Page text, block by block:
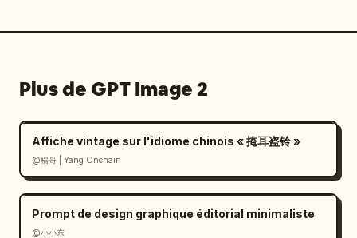
Plus de GPT Image 2
Affiche vintage sur l'idiome chinois « 掩耳盗铃 »
@楊哥 | Yang Onchain
Prompt de design graphique éditorial minimaliste
@小小东